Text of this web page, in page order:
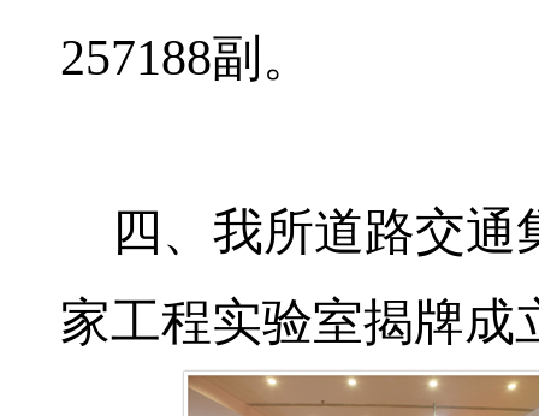
257188副。
四、我所道路交
家工程实验室揭牌成